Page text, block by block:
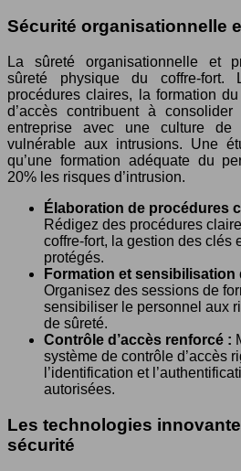
Sécurité organisationnelle
La sûreté organisationnelle et
sûreté physique du coffre-
procédures claires, la formation
d’accès contribuent à
entreprise avec une culture de
vulnérable aux intrusions. Une
qu’une formation adéquate du
20% les risques d’intrusion.
Élaboration de procédures
Rédigez des procédures
coffre-fort, la gestion des clés
protégés.
Formation et sensibilisation
Organisez des sessions de
sensibiliser le personnel aux
de sûreté.
Contrôle d’accès renforcé :
système de contrôle d’accès
l’identification et
autorisées.
Les technologies
sécurité